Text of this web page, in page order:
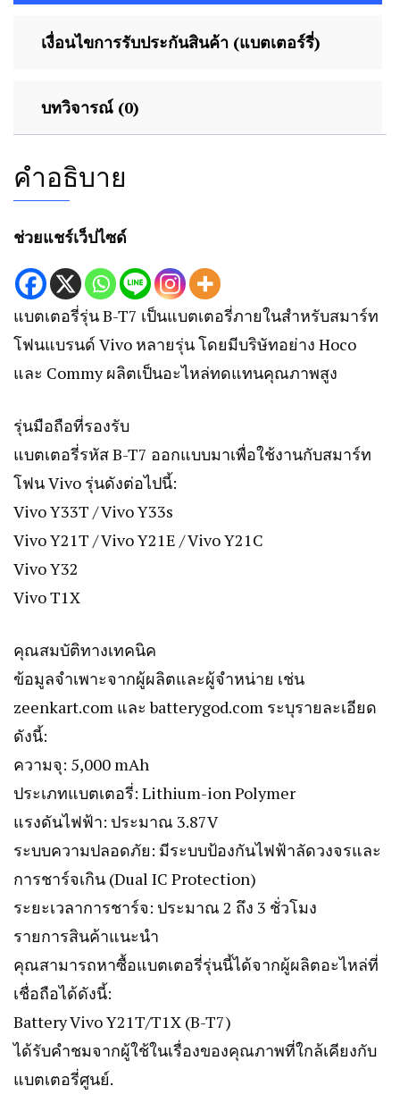
เงื่อนไขการรับประกันสินค้า (แบตเตอร์รี่)
บทวิจารณ์ (0)
คำอธิบาย
ช่วยแชร์เว็ปไซด์
แบตเตอรี่รุ่น B-T7 เป็นแบตเตอรี่ภายในสำหรับสมาร์ท
โฟนแบรนด์ Vivo หลายรุ่น โดยมีบริษัทอย่าง Hoco
และ Commy ผลิตเป็นอะไหล่ทดแทนคุณภาพสูง
รุ่นมือถือที่รองรับ
แบตเตอรี่รหัส B-T7 ออกแบบมาเพื่อใช้งานกับสมาร์ท
โฟน Vivo รุ่นดังต่อไปนี้:
Vivo Y33T / Vivo Y33s
Vivo Y21T / Vivo Y21E / Vivo Y21C
Vivo Y32
Vivo T1X
คุณสมบัติทางเทคนิค
ข้อมูลจำเพาะจากผู้ผลิตและผู้จำหน่าย เช่น
zeenkart.com และ batterygod.com ระบุรายละเอียด
ดังนี้:
ความจุ: 5,000 mAh
ประเภทแบตเตอรี่: Lithium-ion Polymer
แรงดันไฟฟ้า: ประมาณ 3.87V
ระบบความปลอดภัย: มีระบบป้องกันไฟฟ้าลัดวงจรและ
การชาร์จเกิน (Dual IC Protection)
ระยะเวลาการชาร์จ: ประมาณ 2 ถึง 3 ชั่วโมง
รายการสินค้าแนะนำ
คุณสามารถหาซื้อแบตเตอรี่รุ่นนี้ได้จากผู้ผลิตอะไหล่ที่
เชื่อถือได้ดังนี้:
Battery Vivo Y21T/T1X (B-T7)
ได้รับคำชมจากผู้ใช้ในเรื่องของคุณภาพที่ใกล้เคียงกับ
แบตเตอรี่ศูนย์.